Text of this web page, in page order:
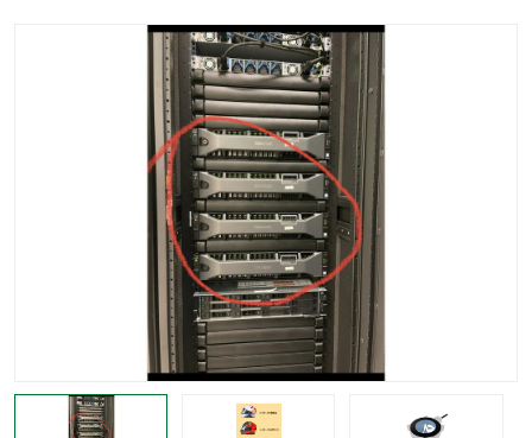
进口退运报关 服装进口清关
进口杂货清关
家用电器报关 机床进口清关